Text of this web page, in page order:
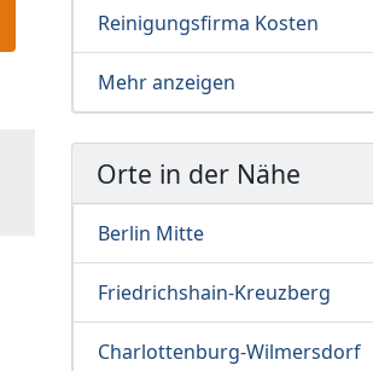
Reinigungsfirma Kosten
Mehr anzeigen
Orte in der Nähe
Berlin Mitte
Friedrichshain-Kreuzberg
Charlottenburg-Wilmersdorf